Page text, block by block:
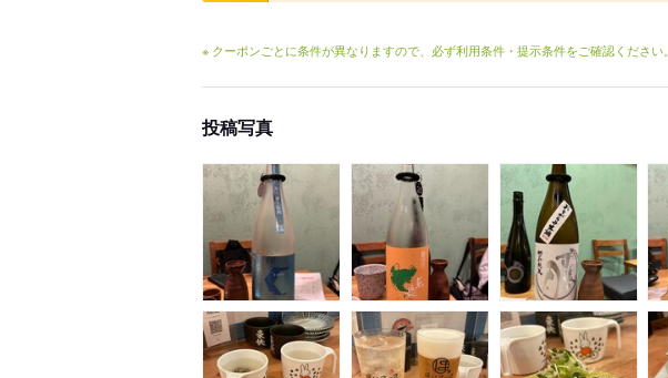
※ クーポンごとに条件が異なりますので、必ず利用条件・提示条件をご確認ください。
投稿写真